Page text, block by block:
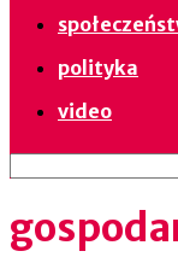
polityka
video